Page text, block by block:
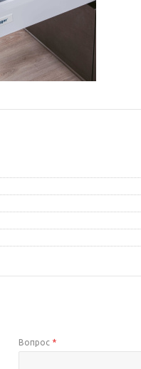
Вопрос *